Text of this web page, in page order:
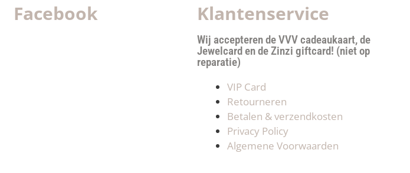
Facebook Klantenservice
Wij accepteren de VVV cadeaukaart, de
Jewelcard en de Zinzi giftcard! (niet op
reparatie)
VIP Card
Retourneren
Betalen & verzendkosten
Privacy Policy
Algemene Voorwaarden